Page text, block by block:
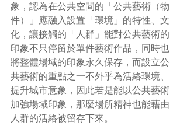
象，認為在公共空間的「公共藝術（物
件）」應融入設置「環境」的特性、文
化，讓接觸的「人群」能對公共藝術的
印象不只停留於單件藝術作品，同時也
將整體場域的印象永久保存，而設立公
共藝術的重點之一不外乎為活絡環境、
提升城市意象，因此若是能以公共藝術
加強場域印象，那麼場所精神也能藉由
人群的活絡被留存下來。